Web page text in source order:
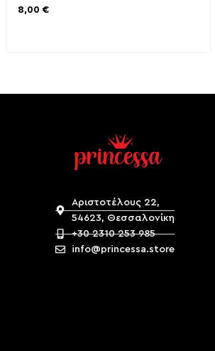
8,00 €
Αριστοτέλους 22,
54623, Θεσσαλονίκη
+30 2310 253 985
info@princessa.store